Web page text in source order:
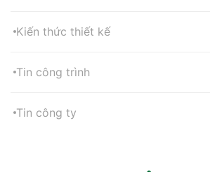
Kiến thức thiết kế
Tin công trình
Tin công ty